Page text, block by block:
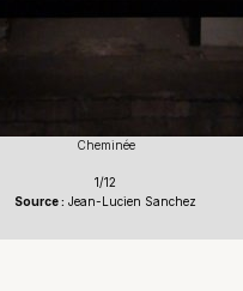
Cheminée
1/12
Source : Jean-Lucien Sanchez